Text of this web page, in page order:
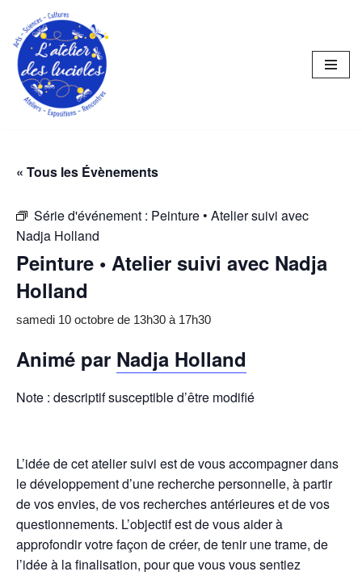
Aller
au
contenu
« Tous les Évènements
Série d'événement : Peinture • Atelier suivi avec
Nadja Holland
Peinture • Atelier suivi avec Nadja
Holland
samedi 10 octobre de 13h30 à 17h30
Animé par Nadja Holland
Note : descriptif susceptible d’être modifié
L’idée de cet atelier suivi est de vous accompagner dans
le développement d’une recherche personnelle, à partir
de vos envies, de vos recherches antérieures et de vos
questionnements. L’objectif est de vous aider à
approfondir votre façon de créer, de tenir une trame, de
l’idée à la finalisation, pour que vous vous sentiez